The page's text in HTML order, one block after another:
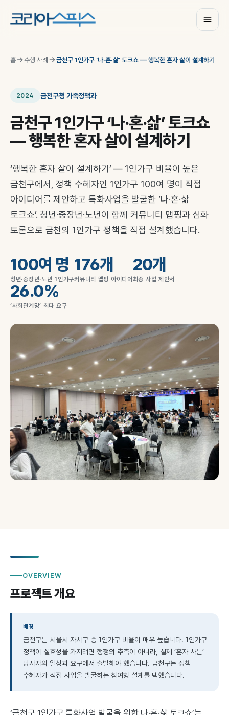
홈 수행 사례 금천구 1인가구 ‘나·혼·삶’ 토크쇼 — 행복한 혼자 살이 설계하기
2024 금천구청 가족정책과
금천구 1인가구 ‘나·혼·삶’ 토크쇼
— 행복한 혼자 살이 설계하기
‘행복한 혼자 살이 설계하기’ — 1인가구 비율이 높은
금천구에서, 정책 수혜자인 1인가구 100여 명이 직접
아이디어를 제안하고 특화사업을 발굴한 ‘나·혼·삶
토크쇼’. 청년·중장년·노년이 함께 커뮤니티 맵핑과 심화
토론으로 금천의 1인가구 정책을 직접 설계했습니다.
100여 명
청년·중장년·노년 1인가구
176개
커뮤니티 맵핑 아이디어
20개
최종 사업 제안서
26.0%
‘사회관계망’ 최다 요구
OVERVIEW
프로젝트 개요
배경
금천구는 서울시 자치구 중 1인가구 비율이 매우 높습니다. 1인가구
정책이 실효성을 가지려면 행정의 추측이 아니라, 실제 ‘혼자 사는’
당사자의 일상과 요구에서 출발해야 했습니다. 금천구는 정책
수혜자가 직접 사업을 발굴하는 참여형 설계를 택했습니다.
‘금천구 1인가구 특화사업 발굴을 위한 나·혼·삶 토크쇼’는